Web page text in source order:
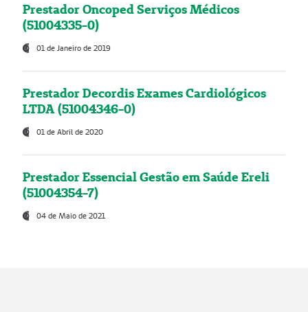
Prestador Oncoped Serviços Médicos
(51004335-0)
01 de Janeiro de 2019
Prestador Decordis Exames Cardiológicos
LTDA (51004346-0)
01 de Abril de 2020
Prestador Essencial Gestão em Saúde Ereli
(51004354-7)
04 de Maio de 2021